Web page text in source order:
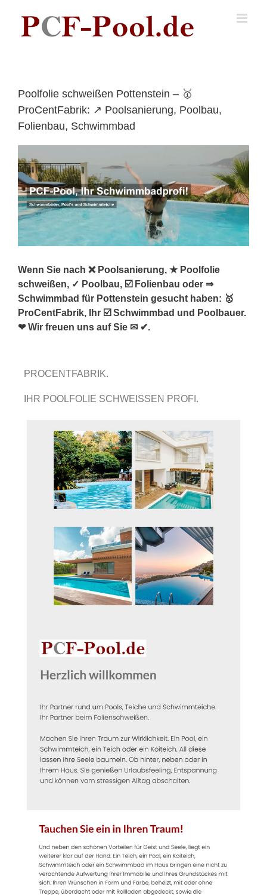
content
Poolfolie schweißen Pottenstein – 🥇
ProCentFabrik: ↗️ Poolsanierung, Poolbau,
Folienbau, Schwimmbad
Wenn Sie nach ❌ Poolsanierung, ★ Poolfolie
schweißen, ✓ Poolbau, ☑️ Folienbau oder ⇒
Schwimmbad für Pottenstein gesucht haben: 🥇
ProCentFabrik, Ihr ☑️ Schwimmbad und Poolbauer.
❤ Wir freuen uns auf Sie ✉ ✔.
PROCENTFABRIK.
IHR POOLFOLIE SCHWEISSEN PROFI.